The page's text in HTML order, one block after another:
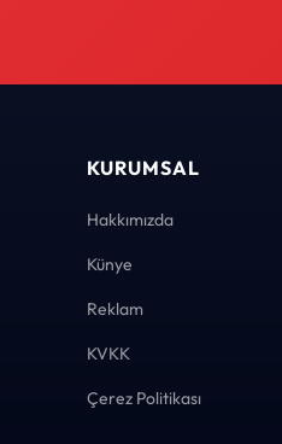
KURUMSAL
Hakkımızda
Künye
Reklam
KVKK
Çerez Politikası